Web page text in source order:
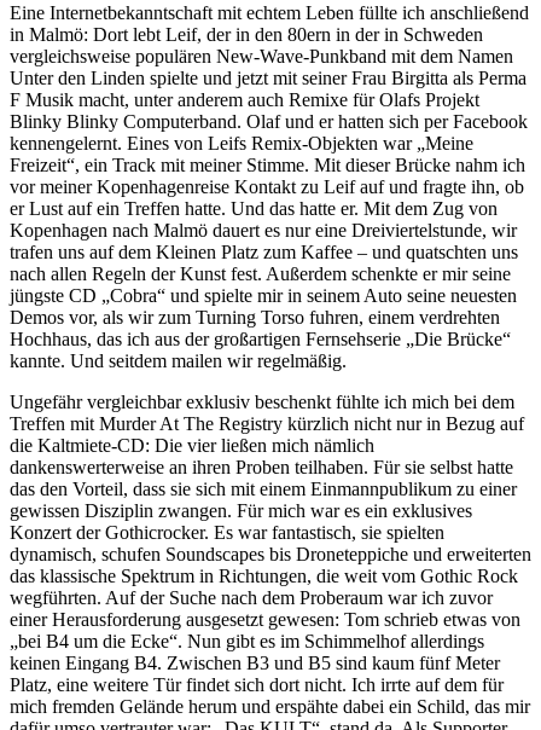
Eine Internetbekanntschaft mit echtem Leben füllte ich anschließend
in Malmö: Dort lebt Leif, der in den 80ern in der in Schweden
vergleichsweise populären New-Wave-Punkband mit dem Namen
Unter den Linden spielte und jetzt mit seiner Frau Birgitta als Perma
F Musik macht, unter anderem auch Remixe für Olafs Projekt
Blinky Blinky Computerband. Olaf und er hatten sich per Facebook
kennengelernt. Eines von Leifs Remix-Objekten war „Meine
Freizeit“, ein Track mit meiner Stimme. Mit dieser Brücke nahm ich
vor meiner Kopenhagenreise Kontakt zu Leif auf und fragte ihn, ob
er Lust auf ein Treffen hatte. Und das hatte er. Mit dem Zug von
Kopenhagen nach Malmö dauert es nur eine Dreiviertelstunde, wir
trafen uns auf dem Kleinen Platz zum Kaffee – und quatschten uns
nach allen Regeln der Kunst fest. Außerdem schenkte er mir seine
jüngste CD „Cobra“ und spielte mir in seinem Auto seine neuesten
Demos vor, als wir zum Turning Torso fuhren, einem verdrehten
Hochhaus, das ich aus der großartigen Fernsehserie „Die Brücke“
kannte. Und seitdem mailen wir regelmäßig.
Ungefähr vergleichbar exklusiv beschenkt fühlte ich mich bei dem
Treffen mit Murder At The Registry kürzlich nicht nur in Bezug auf
die Kaltmiete-CD: Die vier ließen mich nämlich
dankenswerterweise an ihren Proben teilhaben. Für sie selbst hatte
das den Vorteil, dass sie sich mit einem Einmannpublikum zu einer
gewissen Disziplin zwangen. Für mich war es ein exklusives
Konzert der Gothicrocker. Es war fantastisch, sie spielten
dynamisch, schufen Soundscapes bis Droneteppiche und erweiterten
das klassische Spektrum in Richtungen, die weit vom Gothic Rock
wegführten. Auf der Suche nach dem Proberaum war ich zuvor
einer Herausforderung ausgesetzt gewesen: Tom schrieb etwas von
„bei B4 um die Ecke“. Nun gibt es im Schimmelhof allerdings
keinen Eingang B4. Zwischen B3 und B5 sind kaum fünf Meter
Platz, eine weitere Tür findet sich dort nicht. Ich irrte auf dem für
mich fremden Gelände herum und erspähte dabei ein Schild, das mir